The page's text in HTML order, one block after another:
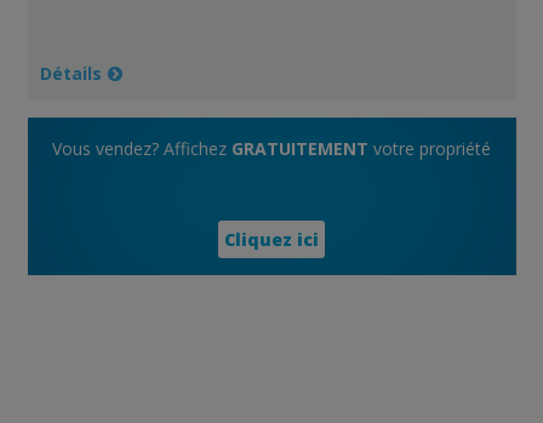
Détails
Vous vendez? Affichez GRATUITEMENT votre propriété
Cliquez ici